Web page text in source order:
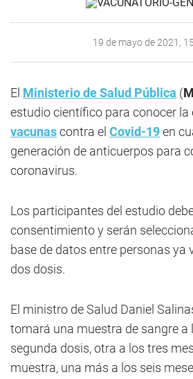
19 de mayo de 2021,
El Ministerio de Salud Pública (
estudio científico para conocer la
vacunascontra el Covid-19en
generación de anticuerpos para
coronavirus.
Los participantes del estudio
consentimiento y serán
base de datos entre personas ya
dos dosis.
El ministro de Salud Daniel
tomará una muestra de sangre a
segunda dosis, otra a los tres
muestra, una más a los seis